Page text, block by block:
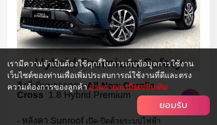
สิ่งที่เพิ่มมาจากรุ่นAll-New Corolla
Cross 1.8 Hybrid Premium
- หลังคา Sunroof เปิด-ปิดด้วยระบบไฟฟ้า
เรามีความจำเป็นต้องใช้คุกกี้ในการเก็บข้อมูลการใช้งาน
เว็บไซต์ของท่านเพื่อเพิ่มประสบการณ์ใช้งานที่ดีและตรง
ความต้องการของลูกค้าอ่านรายละเอียดเพิ่มเติม
ยอมรับ